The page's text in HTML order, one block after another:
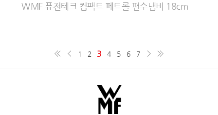
WMF 퓨전테크 컴팩트 페트롤 편수냄비 18cm
1 2 3 4 5 6 7